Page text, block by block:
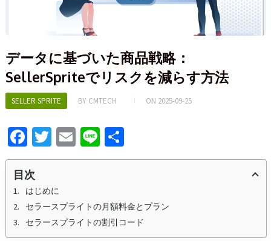
データに基づいた商品戦略：
SellerSpriteでリスクを減らす方法
SELLER SPRITE BY CMTECH ON 2025-09-25
Fa
ce
b
o
o
k
T
wi
er
E
m
Li
n
S
h
目次
はじめに
セラースプライトの月額料金とプラン
セラースプライトの割引コード